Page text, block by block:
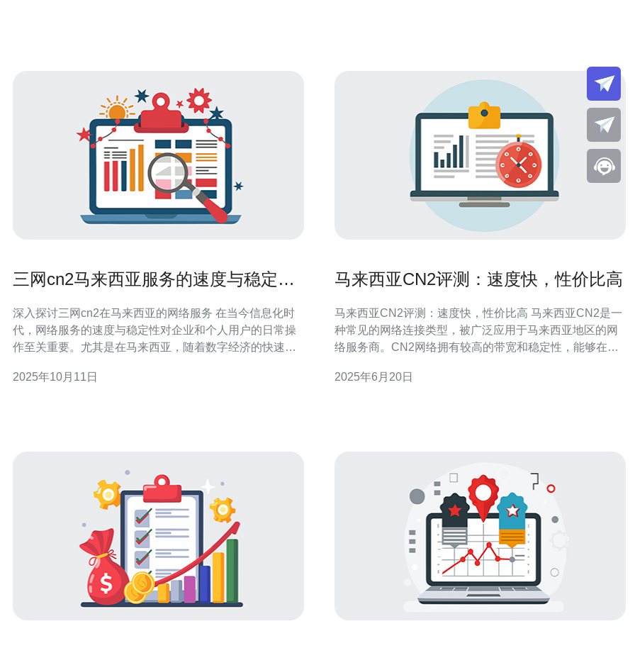
三网cn2马来西亚服务的速度与稳定性
深入探讨三网cn2在马来西亚的网络服务 在当今信息化时
代，网络服务的速度与稳定性对企业和个人用户的日常操
作至关重要。尤其是在马来西亚，随着数字经济的快速发
三网cn2在马来西亚的网络服务进行全面分析，探讨其速度
2025年10月11日
马来西亚CN2评测：速度快，性价比高
马来西亚CN2评测：速度快，性价比高 马来西亚CN2是一
种常见的网络连接类型，被广泛应用于马来西亚地区的网
络服务商。CN2网络拥有较高的带宽和稳定性，能够在网
络连接速度快，能够满足用户对高速网络连接的需求。无
2025年6月20日